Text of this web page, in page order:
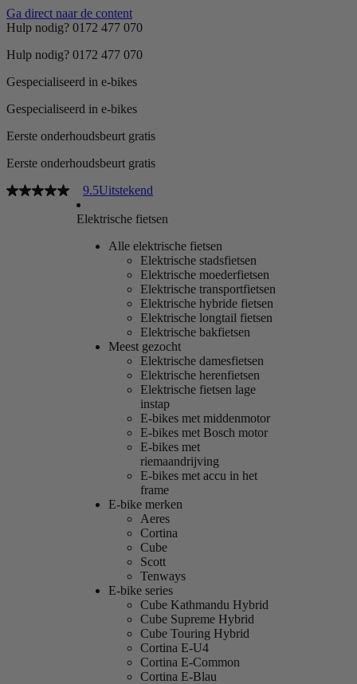
Ga direct naar de content
Hulp nodig? 0172 477 070
Hulp nodig? 0172 477 070
Gespecialiseerd in e-bikes
Gespecialiseerd in e-bikes
Eerste onderhoudsbeurt gratis
Eerste onderhoudsbeurt gratis
9.5Uitstekend
Elektrische fietsen
Alle elektrische fietsen
Elektrische stadsfietsen
Elektrische moederfietsen
Elektrische transportfietsen
Elektrische hybride fietsen
Elektrische longtail fietsen
Elektrische bakfietsen
Meest gezocht
Elektrische damesfietsen
Elektrische herenfietsen
Elektrische fietsen lage
instap
E-bikes met middenmotor
E-bikes met Bosch motor
E-bikes met
riemaandrijving
E-bikes met accu in het
frame
E-bike merken
Aeres
Cortina
Cube
Scott
Tenways
E-bike series
Cube Kathmandu Hybrid
Cube Supreme Hybrid
Cube Touring Hybrid
Cortina E-U4
Cortina E-Common
Cortina E-Blau